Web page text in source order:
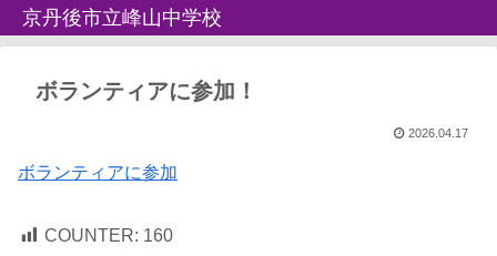
京丹後市立峰山中学校
ボランティアに参加！
2026.04.17
ボランティアに参加
COUNTER: 160